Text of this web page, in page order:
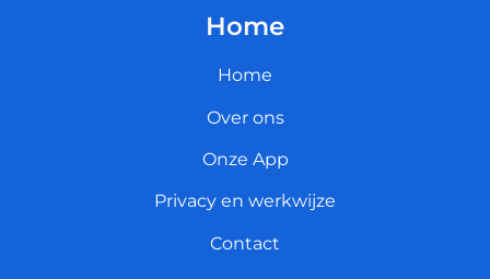
Home
Home
Over ons
Onze App
Privacy en werkwijze
Contact